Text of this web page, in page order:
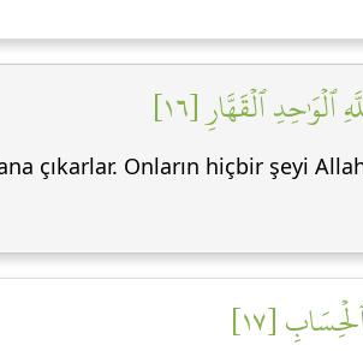
ٱلۡقَهَّارِ [١٦]
çıkarlar. Onların hiçbir şeyi
[١٧]